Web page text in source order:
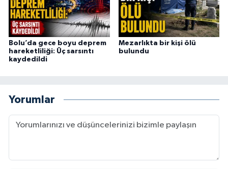
Bolu’da gece boyu deprem
hareketliliği: Üç sarsıntı
kaydedildi
Mezarlıkta bir kişi ölü
bulundu
Yorumlar